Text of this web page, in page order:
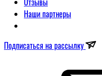
Наши партнеры
Подписаться на рассылку